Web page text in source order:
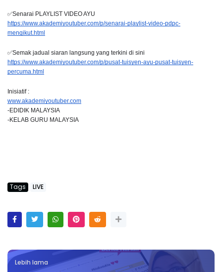
✅Senarai PLAYLIST VIDEO AYU
https://www.akademiyoutuber.com/p/senarai-playlist-video-pdpc-
mengikut.html
✅Semak jadual siaran langsung yang terkini di sini
https://www.akademiyoutuber.com/p/pusat-tuisyen-ayu-pusat-tuisyen-
percuma.html
Inisiatif :
www.akademiyoutuber.com
-EDIDIK MALAYSIA
-KELAB GURU MALAYSIA
Tags LIVE
Lebih lama